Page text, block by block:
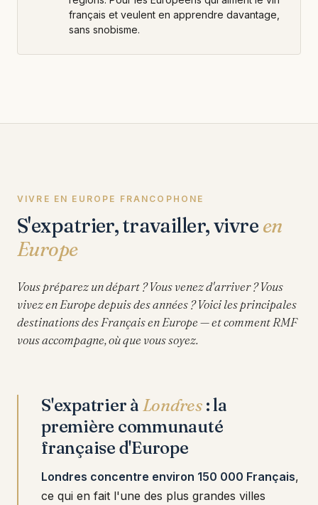
français et veulent en apprendre davantage,
sans snobisme.
VIVRE EN EUROPE FRANCOPHONE
S'expatrier, travailler, vivre en
Europe
Vous préparez un départ ? Vous venez d'arriver ? Vous
vivez en Europe depuis des années ? Voici les principales
destinations des Français en Europe — et comment RMF
vous accompagne, où que vous soyez.
S'expatrier à Londres: la
première communauté
française d'Europe
Londres concentre environ 150 000 Français,
ce qui en fait l'une des plus grandes villes